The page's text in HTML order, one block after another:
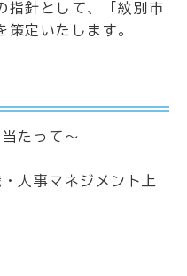
指針として、「紋別市
策定いたします。
たって～
人事マネジメント上